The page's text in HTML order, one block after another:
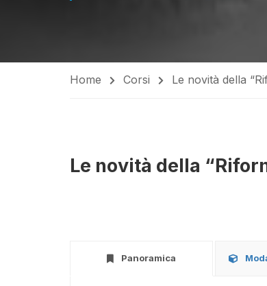
Home Corsi Le novità della
Le novità della
Panoramica